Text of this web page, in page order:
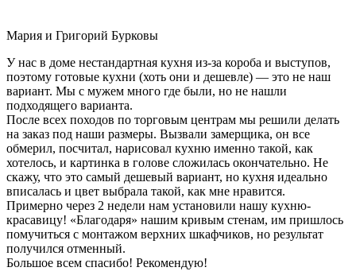
Мария и Григорий Бурковы
У нас в доме нестандартная кухня из-за короба и выступов,
поэтому готовые кухни (хоть они и дешевле) — это не наш
вариант. Мы с мужем много где были, но не нашли
подходящего варианта.
После всех походов по торговым центрам мы решили делать
на заказ под наши размеры. Вызвали замерщика, он все
обмерил, посчитал, нарисовал кухню именно такой, как
хотелось, и картинка в голове сложилась окончательно. Не
скажу, что это самый дешевый вариант, но кухня идеально
вписалась и цвет выбрала такой, как мне нравится.
Примерно через 2 недели нам установили нашу кухню-
красавицу! «Благодаря» нашим кривым стенам, им пришлось
помучиться с монтажом верхних шкафчиков, но результат
получился отменный.
Большое всем спасибо! Рекомендую!